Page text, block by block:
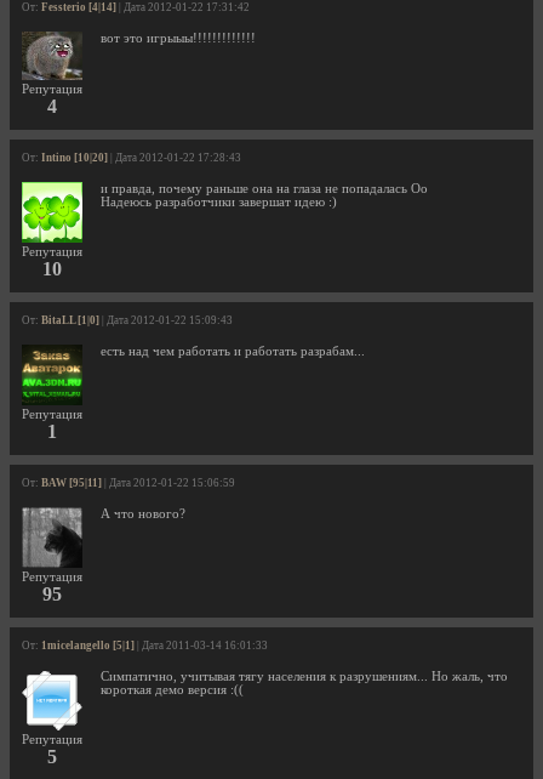
От: Fessterio [4|14] | Дата 2012-01-22 17:31:42
Репутация
4
вот это игрыыы!!!!!!!!!!!!!
От: Intino [10|20] | Дата 2012-01-22 17:28:43
Репутация
10
и правда, почему раньше она на глаза не попадалась Оо
Надеюсь разработчики завершат идею :)
От: BitaLL [1|0] | Дата 2012-01-22 15:09:43
Репутация
1
есть над чем работать и работать разрабам...
От: BAW [95|11] | Дата 2012-01-22 15:06:59
Репутация
95
А что нового?
От: 1micelangello [5|1] | Дата 2011-03-14 16:01:33
Репутация
5
Симпатично, учитывая тягу населения к разрушениям... Но жаль, что
короткая демо версия :((